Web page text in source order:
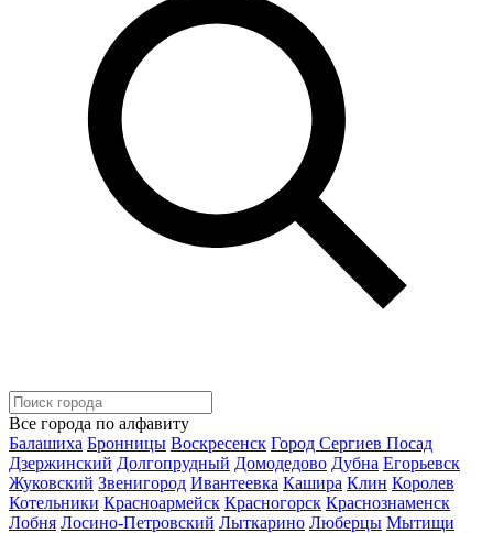
Все города по алфавиту
Балашиха Бронницы Воскресенск Город Сергиев Посад
Дзержинский Долгопрудный Домодедово Дубна Егорьевск
Жуковский Звенигород Ивантеевка Кашира Клин Королев
Котельники Красноармейск Красногорск Краснознаменск
Лобня Лосино-Петровский Лыткарино Люберцы Мытищи